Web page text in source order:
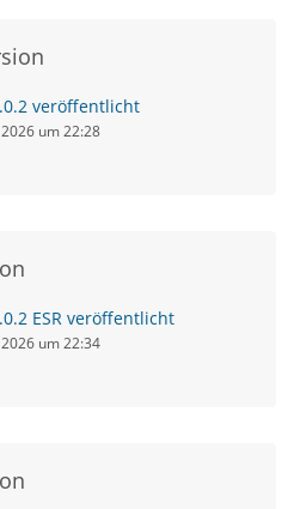
veröffentlicht
um 22:28
ESR veröffentlicht
um 22:34